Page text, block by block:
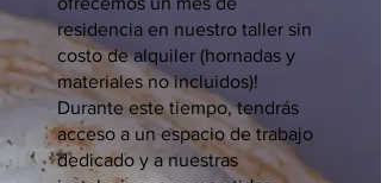
residencia en nuestro taller sin
costo de alquiler (hornadas y
materiales no incluidos)!
Durante este tiempo, tendrás
acceso a un espacio de trabajo
dedicado y a nuestras